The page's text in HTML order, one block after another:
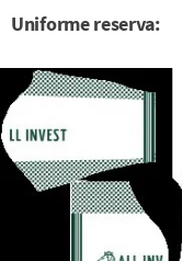
Uniforme reserva: